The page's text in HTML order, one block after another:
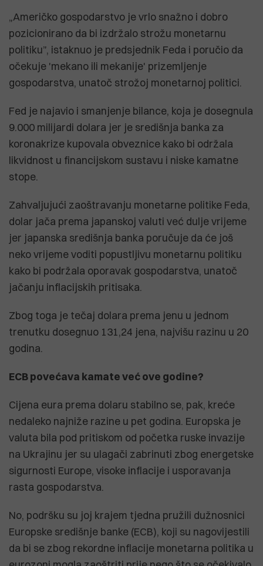
„Američko gospodarstvo je vrlo snažno i dobro
pozicionirano da bi izdržalo strožu monetarnu
politiku”, istaknuo je predsjednik Feda i poručio da
očekuje 'mekano ili mekanije' prizemljenje
gospodarstva, unatoč strožoj monetarnoj politici.
Fed je najavio i smanjenje bilance, koja je dosegnula
9.000 milijardi dolara jer je središnja banka za
koronakrize kupovala obveznice kako bi održala
likvidnost u financijskom sustavu i niske kamatne
stope.
Zahvaljujući zaoštravanju monetarne politike Feda,
dolar jača prema japanskoj valuti već dulje vrijeme
jer japanska središnja banka poručuje da će još
neko vrijeme voditi popustljivu monetarnu politiku
kako bi podržala oporavak gospodarstva, unatoč
jačanju inflacijskih pritisaka.
Zbog toga je tečaj dolara prema jenu u jednom
trenutku dosegnuo 131,24 jena, najvišu razinu u 20
godina.
ECB povećava kamate već ove godine?
Cijena eura prema dolaru stabilno se, pak, kreće
nedaleko najniže razine u pet godina. Europska je
valuta bila pod pritiskom od početka ruske invazije
na Ukrajinu jer su ulagači zabrinuti zbog energetske
sigurnosti Europe, visoke inflacije i usporavanja
rasta gospodarstva.
No, podršku su joj krajem tjedna pružili dužnosnici
Europske središnje banke (ECB), koji su nagovijestili
da bi se zbog rekordne inflacije monetarna politika u